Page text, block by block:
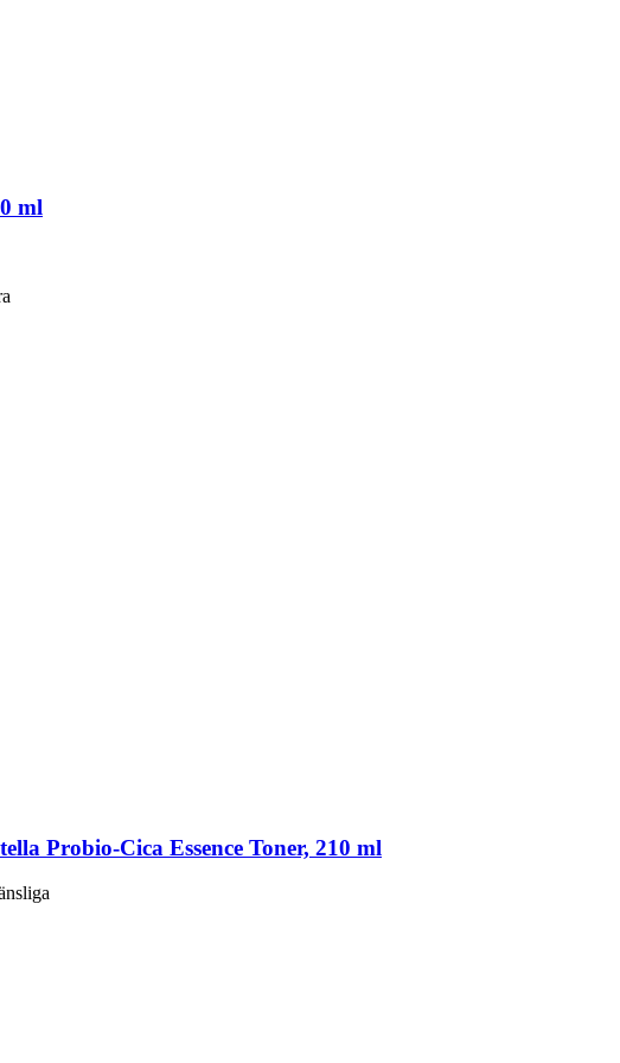
ml
Probio-​Cica Essence Toner, 210 ml